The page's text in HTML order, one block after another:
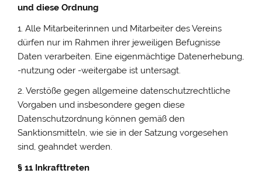
und diese Ordnung
1. Alle Mitarbeiterinnen und Mitarbeiter des Vereins
dürfen nur im Rahmen ihrer jeweiligen Befugnisse
Daten verarbeiten. Eine eigenmächtige Datenerhebung,
-nutzung oder -weitergabe ist untersagt.
2. Verstöße gegen allgemeine datenschutzrechtliche
Vorgaben und insbesondere gegen diese
Datenschutzordnung können gemäß den
Sanktionsmitteln, wie sie in der Satzung vorgesehen
sind, geahndet werden.
§ 11 Inkrafttreten